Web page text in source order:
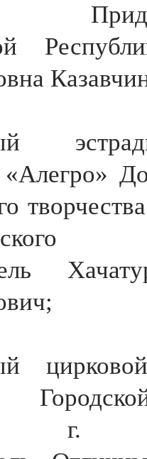
«Алегро»
г.